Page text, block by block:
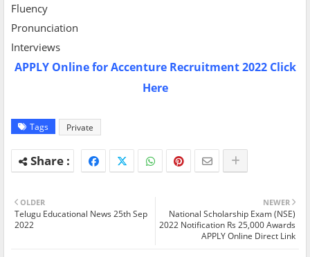
Fluency
Pronunciation
Interviews
APPLY Online for Accenture Recruitment 2022 Click
Here
Tags Private
NEWER
National Scholarship Exam (NSE)
2022 Notification Rs 25,000 Awards
APPLY Online Direct Link
OLDER
Telugu Educational News 25th Sep
2022